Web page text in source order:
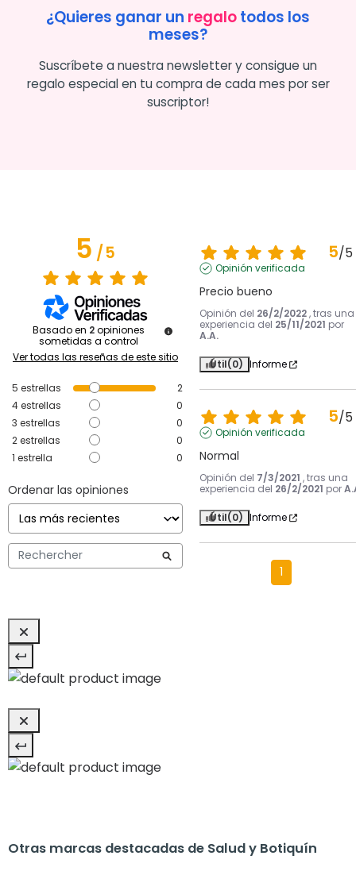
¿Quieres ganar un regalotodos los
meses?
Suscríbete a nuestra newsletter y consigue un
regalo especial en tu compra de cada mes por ser
suscriptor!
5/5
Basado en 2 opiniones
sometidas a control
Ver todas las reseñas de este sitio
5 estrellas
2
4estrellas
0
3 estrellas
0
2estrellas
0
1 estrella 0
Ordenar las opiniones
5/5
Opinión verificada
Precio bueno
Opinión del 26/2/2022 , tras una
experiencia del 25/11/2021 por
A.A.
Útil(0) Informe
5/5
Opinión verificada
Normal
Opinión del 7/3/2021 , tras una
experiencia del 26/2/2021 por
Útil(0) Informe
1
Otras marcas destacadas de Salud y Botiquín